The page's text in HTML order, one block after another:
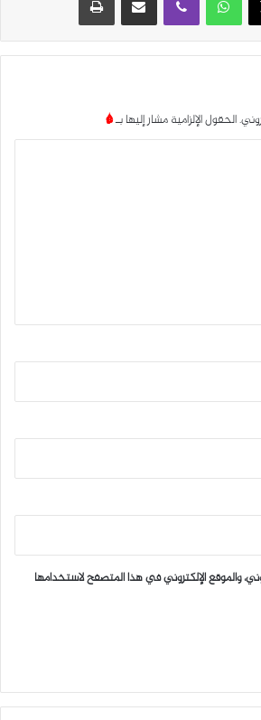
الحقول الإلزامية مشار إليها بـ*
والموقع الإلكتروني في هذا المتصفح لاستخدامها